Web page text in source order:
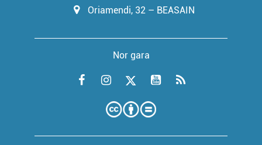
Oriamendi, 32 – BEASAIN
Nor gara